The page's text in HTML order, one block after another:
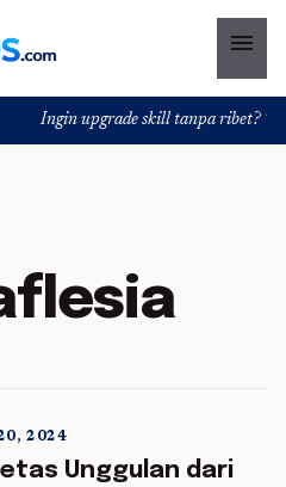
menu
Ingin upgrade skill tanpa ribet?
5 min read
2024
Unggulan dari